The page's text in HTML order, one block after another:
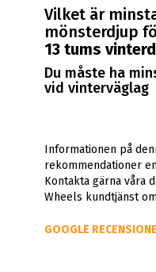
Vilket är
mönsterdjup
13 tums
Du måste ha
vid vinterväglag
Informationen på
rekommendationer
Kontakta gärna våra
Wheels kundtjänst
GOOGLE